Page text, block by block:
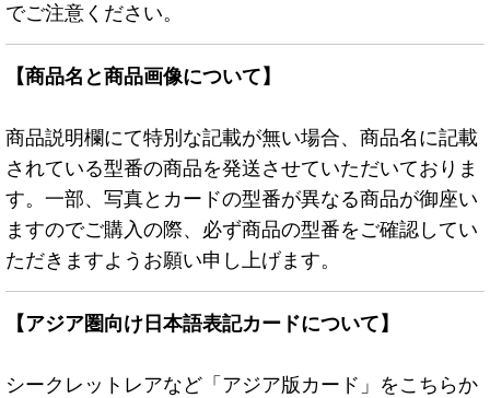
でご注意ください。
【商品名と商品画像について】
商品説明欄にて特別な記載が無い場合、商品名に記載
されている型番の商品を発送させていただいておりま
す。一部、写真とカードの型番が異なる商品が御座い
ますのでご購入の際、必ず商品の型番をご確認してい
ただきますようお願い申し上げます。
【アジア圏向け日本語表記カードについて】
シークレットレアなど「アジア版カード」をこちらか